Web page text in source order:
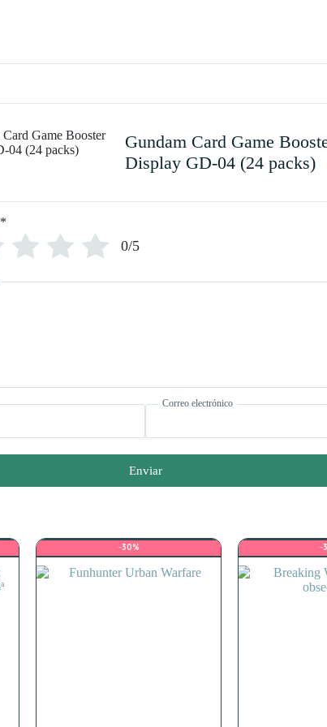
Gundam Card Game
Display GD-04 (24 packs)
*
0/5
Correo electrónico
Enviar
-30% -